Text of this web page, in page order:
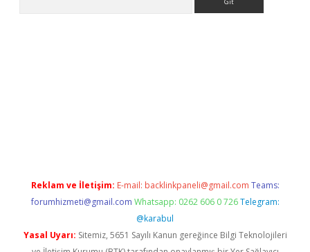
Reklam ve İletişim: E-mail: backlinkpaneli@gmail.com Teams:
forumhizmeti@gmail.com Whatsapp: 0262 606 0 726 Telegram:
@karabul
Yasal Uyarı: Sitemiz, 5651 Sayılı Kanun gereğince Bilgi Teknolojileri